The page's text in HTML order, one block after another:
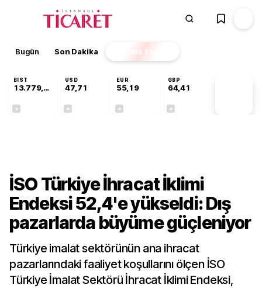
Bugün Son Dakika Finans EKSTRA
BIST
13.779,39
USD
47,71
EUR
55,19
GBP
64,41
İSO Türkiye İhracat İklimi
Endeksi 52,4'e yükseldi: Dış
pazarlarda büyüme güçleniyor
Türkiye imalat sektörünün ana ihracat
pazarlarındaki faaliyet koşullarını ölçen İSO
Türkiye İmalat Sektörü İhracat İklimi Endeksi,